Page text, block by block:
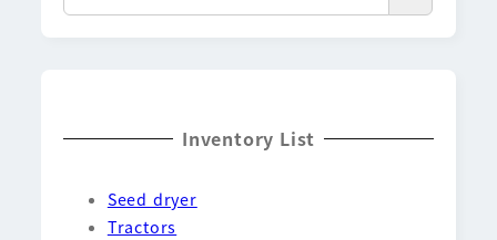
Inventory List
Seed dryer
Tractors